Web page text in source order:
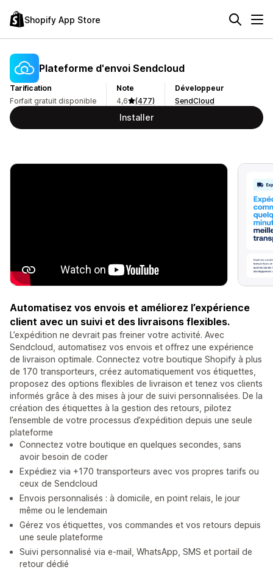
Shopify App Store
Plateforme d'envoi Sendcloud
Tarification
Forfait gratuit disponible
Note
4,6
(477)
Développeur
SendCloud
Installer
Automatisez vos envois et améliorez l’expérience
client avec un suivi et des livraisons flexibles.
L’expédition ne devrait pas freiner votre activité. Avec
Sendcloud, automatisez vos envois et offrez une expérience
de livraison optimale. Connectez votre boutique Shopify à plus
de 170 transporteurs, créez automatiquement vos étiquettes,
proposez des options flexibles de livraison et tenez vos clients
informés grâce à des mises à jour de suivi personnalisées. De la
création des étiquettes à la gestion des retours, pilotez
l’ensemble de votre processus d’expédition depuis une seule
plateforme
Connectez votre boutique en quelques secondes, sans
avoir besoin de coder
Expédiez via +170 transporteurs avec vos propres tarifs ou
ceux de Sendcloud
Envois personnalisés : à domicile, en point relais, le jour
même ou le lendemain
Gérez vos étiquettes, vos commandes et vos retours depuis
une seule plateforme
Suivi personnalisé via e-mail, WhatsApp, SMS et portail de
retour dédié